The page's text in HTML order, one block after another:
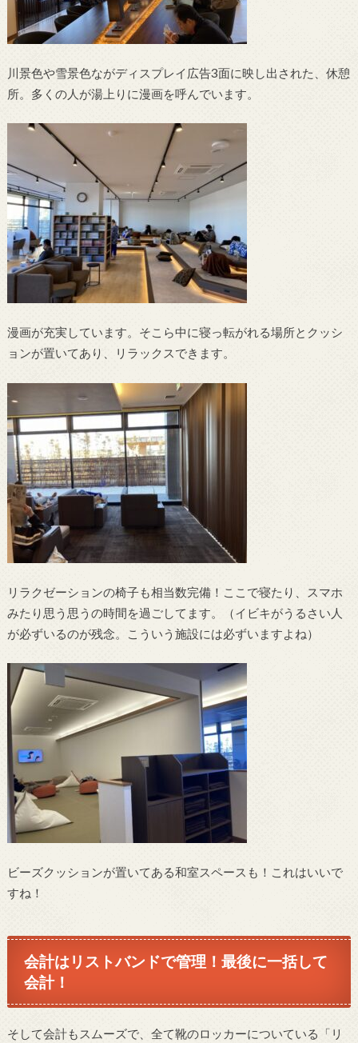
川景色や雪景色ながディスプレイ広告3面に映し出された、休憩
所。多くの人が湯上りに漫画を呼んでいます。
漫画が充実しています。そこら中に寝っ転がれる場所とクッシ
ョンが置いてあり、リラックスできます。
リラクゼーションの椅子も相当数完備！ここで寝たり、スマホ
みたり思う思うの時間を過ごしてます。（イビキがうるさい人
が必ずいるのが残念。こういう施設には必ずいますよね）
ビーズクッションが置いてある和室スペースも！これはいいで
すね！
会計はリストバンドで管理！最後に一括して
会計！
そして会計もスムーズで、全て靴のロッカーについている「リ